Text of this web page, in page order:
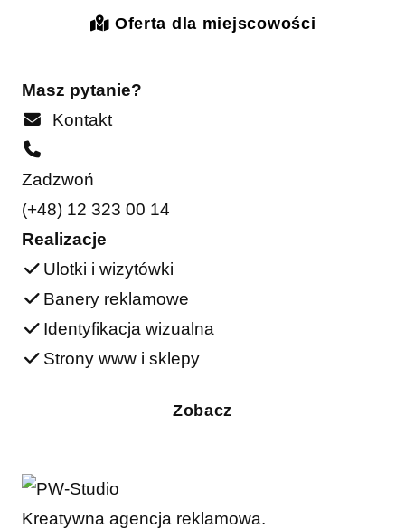
Oferta dla miejscowości
Masz pytanie?
Kontakt
Zadzwoń
(+48) 12 323 00 14
Realizacje
Ulotki i wizytówki
Banery reklamowe
Identyfikacja wizualna
Strony www i sklepy
Zobacz
Kreatywna agencja reklamowa.